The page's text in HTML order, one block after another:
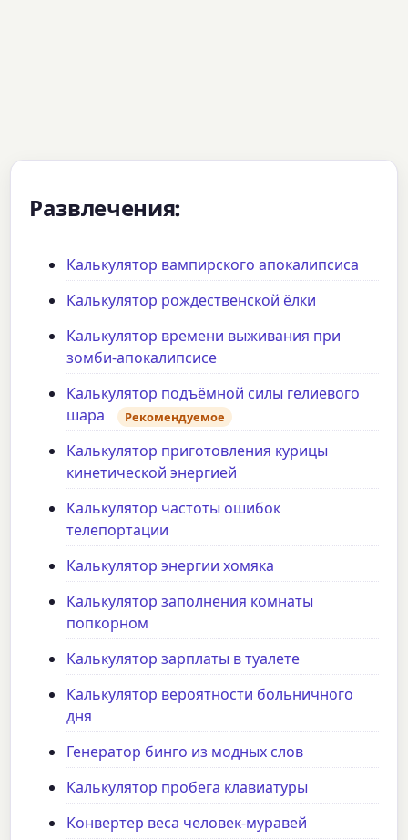
Развлечения:
Калькулятор вампирского апокалипсиса
Калькулятор рождественской ёлки
Калькулятор времени выживания при
зомби-апокалипсисе
Калькулятор подъёмной силы гелиевого
шара
Рекомендуемое
Калькулятор приготовления курицы
кинетической энергией
Калькулятор частоты ошибок
телепортации
Калькулятор энергии хомяка
Калькулятор заполнения комнаты
попкорном
Калькулятор зарплаты в туалете
Калькулятор вероятности больничного
дня
Генератор бинго из модных слов
Калькулятор пробега клавиатуры
Конвертер веса человек-муравей